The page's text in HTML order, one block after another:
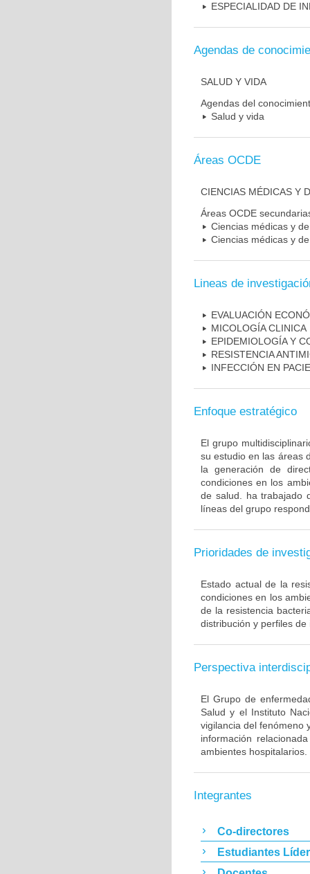
ESPECIALIDAD DE
Agendas de
SALUD Y VIDA
Agendas del
Salud y vida
Áreas OCDE
CIENCIAS MÉDICAS Y
Áreas OCDE
Ciencias médicas y
Ciencias médicas y
Lineas de
EVALUACIÓN
MICOLOGÍA CLINICA
EPIDEMIOLOGÍA Y
RESISTENCIA
INFECCIÓN EN
Enfoque estratégico
El grupo
su estudio en las áreas
la generación de
condiciones en los
de salud. ha trabajado
líneas del grupo
Prioridades de
Estado actual de la
condiciones en los
de la resistencia
distribución y perfiles de
Perspectiva
El Grupo de
Salud y el Instituto
vigilancia del fenómeno
información
ambientes hospitalarios.
Integrantes
Co-directores
Estudiantes